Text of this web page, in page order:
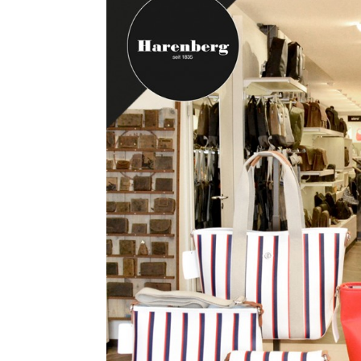
Kommentarnavigation